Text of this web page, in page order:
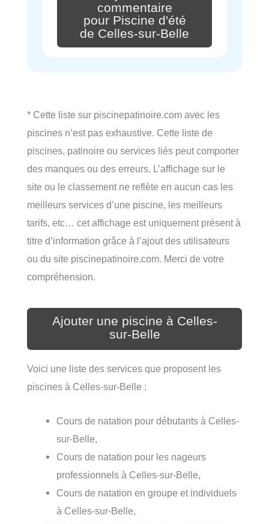
commentaire
pour Piscine d'été
de Celles-sur-Belle
* Cette liste sur piscinepatinoire.com avec les
piscines n’est pas exhaustive. Cette liste de
piscines, patinoire ou services liés peut comporter
des manques ou des erreurs. L’affichage sur le
site ou le classement ne reflète en aucun cas les
meilleurs services d’une piscine, les meilleurs
tarifs, etc… cet affichage est uniquement présent à
titre d’information grâce à l’ajout des utilisateurs
ou du site piscinepatinoire.com. Merci de votre
compréhension.
Ajouter une piscine à Celles-
sur-Belle
Voici une liste des services que proposent les
piscines à Celles-sur-Belle :
Cours de natation pour débutants à Celles-
sur-Belle,
Cours de natation pour les nageurs
professionnels à Celles-sur-Belle,
Cours de natation en groupe et individuels
à Celles-sur-Belle,